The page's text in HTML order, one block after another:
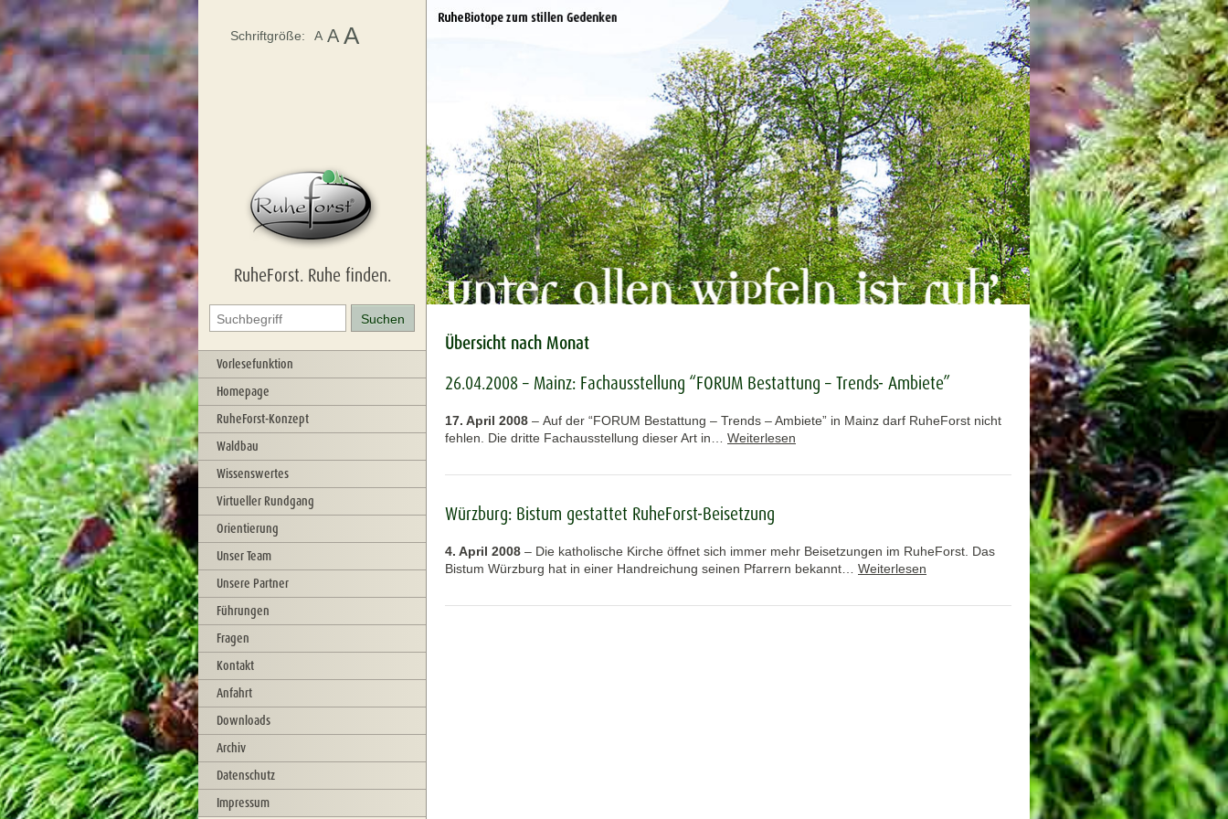
RuheForst. Ruhe finden.
Vorlesefunktion
Homepage
RuheForst-Konzept
Waldbau
Wissenswertes
Virtueller Rundgang
Orientierung
Unser Team
Unsere Partner
Führungen
Fragen
Kontakt
Anfahrt
Downloads
Archiv
Datenschutz
Impressum
Schriftgröße: A A A
Übersicht nach Monat
26.04.2008 – Mainz: Fachausstellung “FORUM Bestattung – Trends- Ambiete”
17. April 2008 – Auf der “FORUM Bestattung – Trends – Ambiete” in Mainz darf RuheForst nicht
fehlen. Die dritte Fachausstellung dieser Art in… Weiterlesen
Würzburg: Bistum gestattet RuheForst-Beisetzung
4. April 2008 – Die katholische Kirche öffnet sich immer mehr Beisetzungen im RuheForst. Das
Bistum Würzburg hat in einer Handreichung seinen Pfarrern bekannt… Weiterlesen